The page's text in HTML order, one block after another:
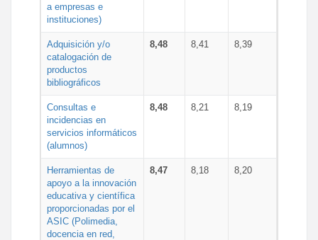
a empresas e
instituciones)
Adquisición y/o
catalogación de
productos
bibliográficos
8,48 8,41 8,39
Consultas e
incidencias en
servicios informáticos
(alumnos)
8,48 8,21 8,19
Herramientas de
apoyo a la innovación
educativa y científica
proporcionadas por el
ASIC (Polimedia,
docencia en red,
8,47 8,18 8,20